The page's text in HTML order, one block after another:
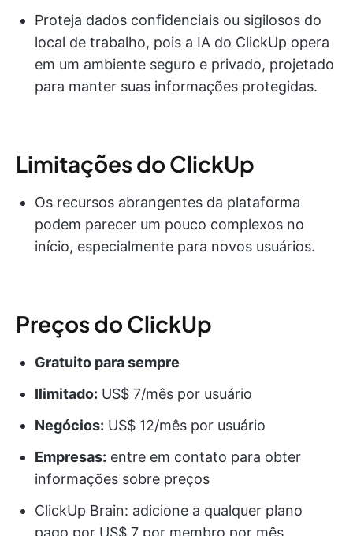
Proteja dados confidenciais ou sigilosos do
local de trabalho, pois a IA do ClickUp opera
em um ambiente seguro e privado, projetado
para manter suas informações protegidas.
Limitações do ClickUp
Os recursos abrangentes da plataforma
podem parecer um pouco complexos no
início, especialmente para novos usuários.
Preços do ClickUp
Gratuito para sempre
Ilimitado: US$ 7/mês por usuário
Negócios: US$ 12/mês por usuário
Empresas: entre em contato para obter
informações sobre preços
ClickUp Brain: adicione a qualquer plano
pago por US$ 7 por membro por mês.